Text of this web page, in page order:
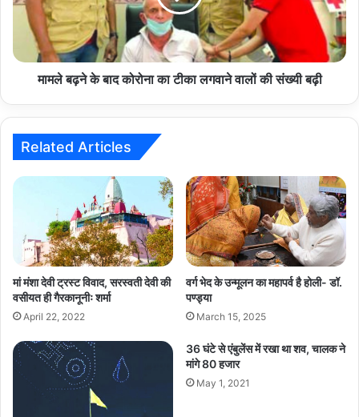
का
टीका
लगवाने
वालों
मामले बढ़ने के बाद कोरोना का टीका लगवाने वालों की संख्यी बढ़ी
Related Articles
मां मंशा देवी ट्रस्ट विवाद, सरस्वती देवी की
वसीयत ही गैरकानूनीः शर्मा
April 22, 2022
वर्ग भेद के उन्मूलन का महापर्व है होली- डॉ.
पण्ड्या
March 15, 2025
36 घंटे से एंबुलेंस में रखा था शव, चालक ने
मांगे 80 हजार
May 1, 2021